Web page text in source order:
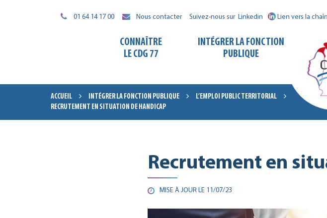
01 64 14 17 00 Nous contacter Suivez-nous sur Linkedin Lien vers la
CDG
77
CONNAÎTRE
LE CDG 77
INTÉGRER LA FONCTION
PUBLIQUE
ACCUEIL INTÉGRER LA FONCTION PUBLIQUE
L’EMPLOI PUBLIC TERRITORIAL
RECRUTEMENT EN SITUATION DE HANDICAP
Recrutement en
MISE À JOUR LE 11/07/23